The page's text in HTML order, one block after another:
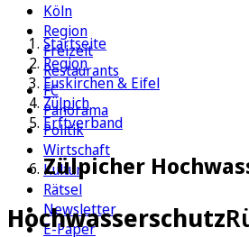
Köln
Region
Freizeit
Restaurants
FC
Panorama
Politik
Wirtschaft
Kultur
Rätsel
Newsletter
E-Paper
Startseite
Region
Euskirchen & Eifel
Zülpich
Erftverband
Zülpicher
Hochwasserschutz